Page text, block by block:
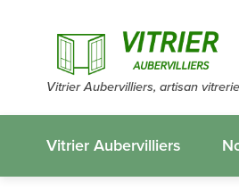
Vitrier Aubervilliers, artisan
Vitrier Aubervilliers